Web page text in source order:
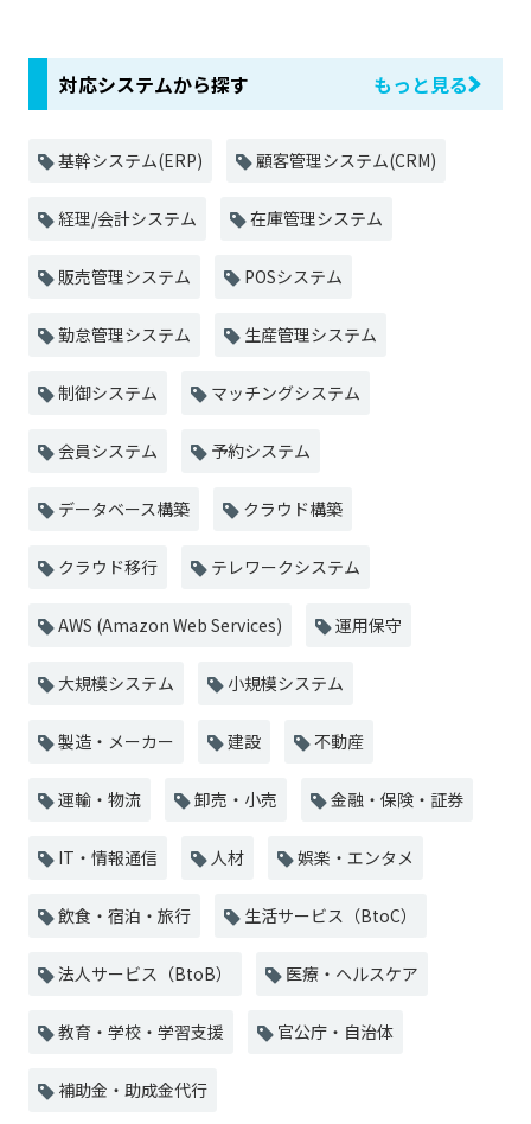
対応システムから探す もっと見る
基幹システム(ERP) 顧客管理システム(CRM)
経理/会計システム 在庫管理システム
販売管理システム POSシステム
勤怠管理システム 生産管理システム
制御システム マッチングシステム
会員システム 予約システム
データベース構築 クラウド構築
クラウド移行 テレワークシステム
AWS (Amazon Web Services) 運用保守
大規模システム 小規模システム
製造・メーカー 建設 不動産
運輸・物流 卸売・小売 金融・保険・証券
IT・情報通信 人材 娯楽・エンタメ
飲食・宿泊・旅行 生活サービス（BtoC）
法人サービス（BtoB） 医療・ヘルスケア
教育・学校・学習支援 官公庁・自治体
補助金・助成金代行